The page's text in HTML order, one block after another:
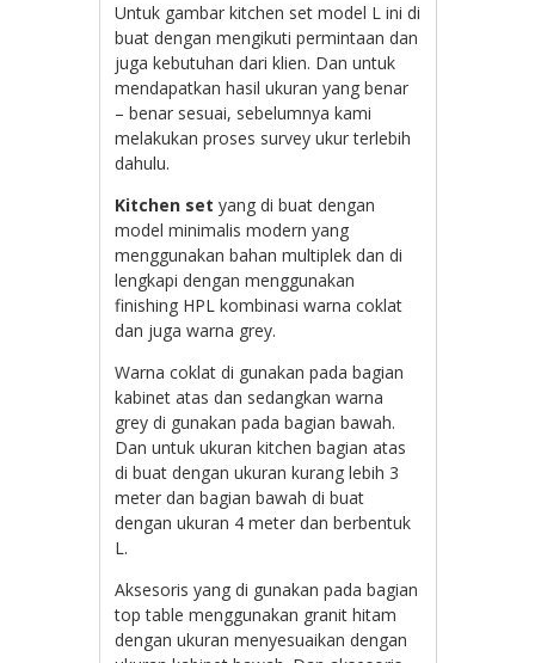
Untuk gambar kitchen set model L ini di
buat dengan mengikuti permintaan dan
juga kebutuhan dari klien. Dan untuk
mendapatkan hasil ukuran yang benar
– benar sesuai, sebelumnya kami
melakukan proses survey ukur terlebih
dahulu.
Kitchen set yang di buat dengan
model minimalis modern yang
menggunakan bahan multiplek dan di
lengkapi dengan menggunakan
finishing HPL kombinasi warna coklat
dan juga warna grey.
Warna coklat di gunakan pada bagian
kabinet atas dan sedangkan warna
grey di gunakan pada bagian bawah.
Dan untuk ukuran kitchen bagian atas
di buat dengan ukuran kurang lebih 3
meter dan bagian bawah di buat
dengan ukuran 4 meter dan berbentuk
L.
Aksesoris yang di gunakan pada bagian
top table menggunakan granit hitam
dengan ukuran menyesuaikan dengan